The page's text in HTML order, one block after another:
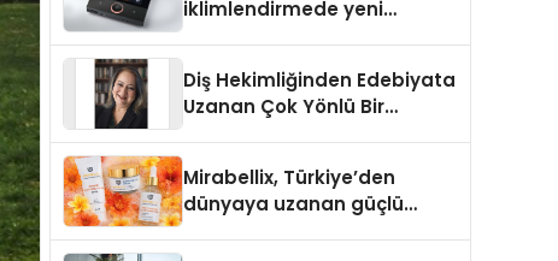
iklimlendirmede yeni
Diş Hekimliğinden Edebiyata
Uzanan Çok Yönlü Bir
Mirabellix, Türkiye’den
dünyaya uzanan güçlü